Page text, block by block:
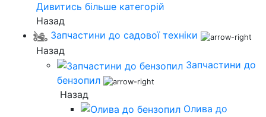
Дивитись більше категорій
Назад
Запчастини до садової техніки
Назад
Запчастини до
бензопил
Назад
Олива до